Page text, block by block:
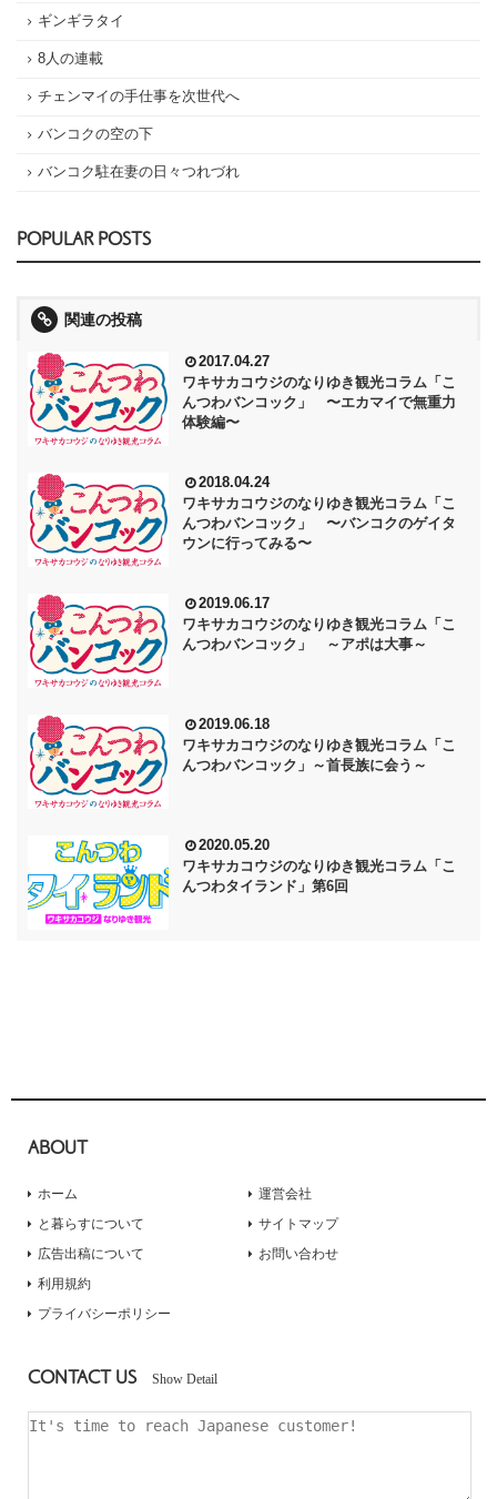
ギンギラタイ
8人の連載
チェンマイの手仕事を次世代へ
バンコクの空の下
バンコク駐在妻の日々つれづれ
POPULAR POSTS
関連の投稿
2017.04.27
ワキサカコウジのなりゆき観光コラム「こ
んつわバンコック」 〜エカマイで無重力
体験編〜
2018.04.24
ワキサカコウジのなりゆき観光コラム「こ
んつわバンコック」 〜バンコクのゲイタ
ウンに行ってみる〜
2019.06.17
ワキサカコウジのなりゆき観光コラム「こ
んつわバンコック」 ～アポは大事～
2019.06.18
ワキサカコウジのなりゆき観光コラム「こ
んつわバンコック」～首長族に会う～
2020.05.20
ワキサカコウジのなりゆき観光コラム「こ
んつわタイランド」第6回
ABOUT
ホーム
と暮らすについて
広告出稿について
運営会社
サイトマップ
お問い合わせ
利用規約
プライバシーポリシー
CONTACT US Show Detail